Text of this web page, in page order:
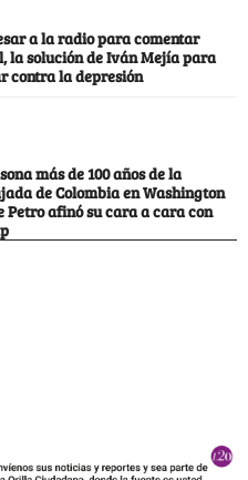
a la radio para comentar
la solución de Iván Mejía para
contra la depresión
más de 100 años de la
de Colombia en Washington
Petro afinó su cara a cara con